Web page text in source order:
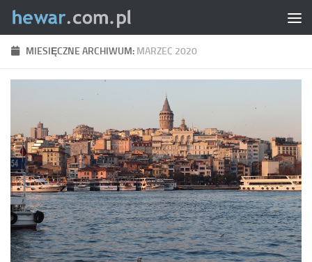
Skip to content
MIESIĘCZNE ARCHIWUM: MARZEC 2020